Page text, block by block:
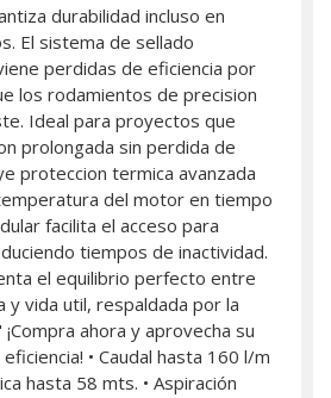
durabilidad incluso en
El sistema de sellado
perdidas de eficiencia por
los rodamientos de precision
Ideal para proyectos que
prolongada sin perdida de
proteccion termica avanzada
del motor en tiempo
facilita el acceso para
tiempos de inactividad.
el equilibrio perfecto entre
y vida util, respaldada por la
ahora y aprovecha su
• Caudal hasta 160 l/m
hasta 58 mts. • Aspiración